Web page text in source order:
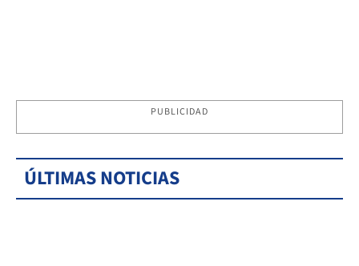
PUBLICIDAD
ÚLTIMAS NOTICIAS